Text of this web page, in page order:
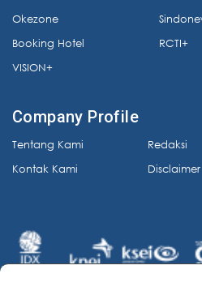
Okezone
Booking Hotel
VISION+
RCTI+
Company Profile
Tentang Kami
Kontak Kami
Redaksi
Disclaimer